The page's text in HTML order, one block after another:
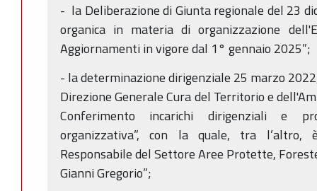
- la Deliberazione di Giunta regionale del 23
organica in materia di organizzazione
Aggiornamenti in vigore dal 1° gennaio 2025”;
- la determinazione dirigenziale 25 marzo
Direzione Generale Cura del Territorio e
Conferimento incarichi dirigenziali e
organizzativa”, con la quale, tra l’altro,
Responsabile del Settore Aree Protette,
Gianni Gregorio”;